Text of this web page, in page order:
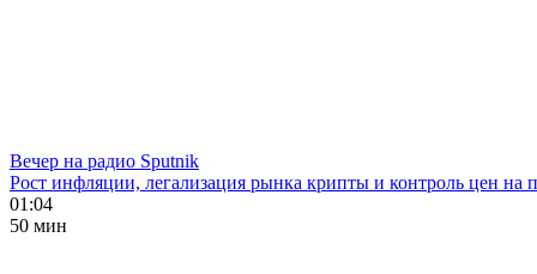
Вечер на радио Sputnik
Рост инфляции, легализация рынка крипты и контроль цен на
01:04
50 мин